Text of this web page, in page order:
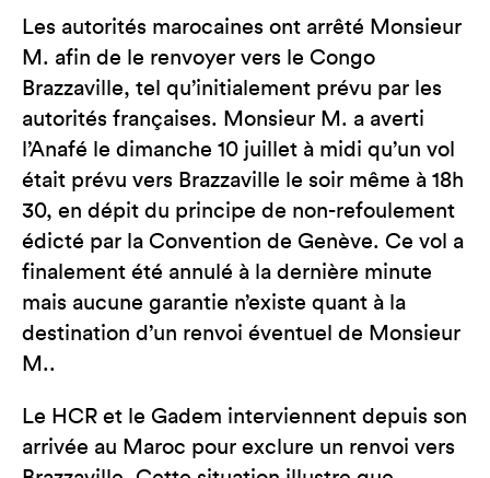
Les autorités marocaines ont arrêté Monsieur
M. afin de le renvoyer vers le Congo
Brazzaville, tel qu’initialement prévu par les
autorités françaises. Monsieur M. a averti
l’Anafé le dimanche 10 juillet à midi qu’un vol
était prévu vers Brazzaville le soir même à 18h
30, en dépit du principe de non-refoulement
édicté par la Convention de Genève. Ce vol a
finalement été annulé à la dernière minute
mais aucune garantie n’existe quant à la
destination d’un renvoi éventuel de Monsieur
M..
Le HCR et le Gadem interviennent depuis son
arrivée au Maroc pour exclure un renvoi vers